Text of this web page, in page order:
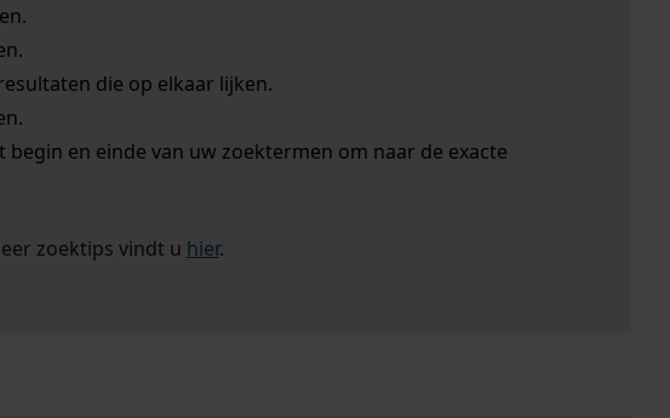
die op elkaar lijken.
begin en einde van uw zoektermen om naar de exacte
zoektips vindt u hier.